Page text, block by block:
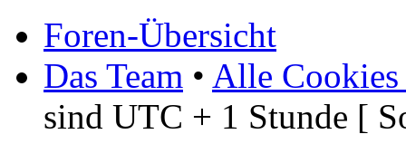
Foren-Übersicht
Das Team • Alle Cookies
sind UTC + 1 Stunde [